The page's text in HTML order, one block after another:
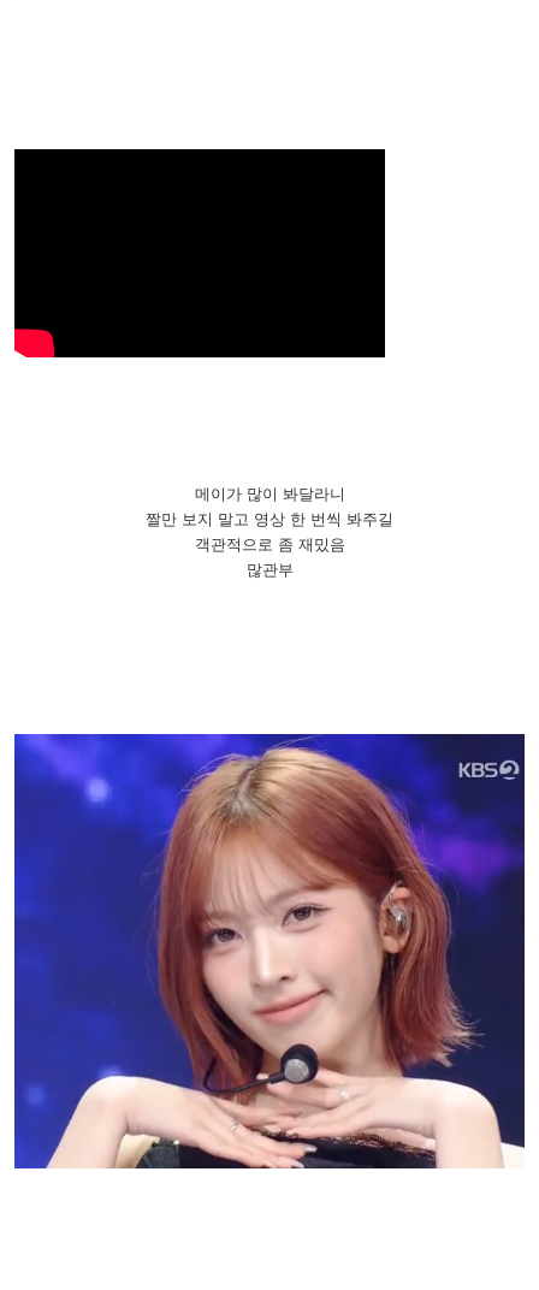
메이가 많이 봐달라니
짤만 보지 말고 영상 한 번씩 봐주길
객관적으로 좀 재밌음
많관부